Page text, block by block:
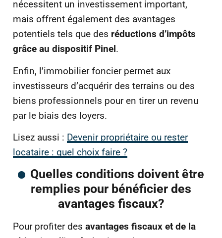
nécessitent un investissement important,
mais offrent également des avantages
potentiels tels que des réductions d’impôts
grâce au dispositif Pinel.
Enfin, l’immobilier foncier permet aux
investisseurs d’acquérir des terrains ou des
biens professionnels pour en tirer un revenu
par le biais des loyers.
Lisez aussi : Devenir propriétaire ou rester
locataire : quel choix faire ?
Quelles conditions doivent être
remplies pour bénéficier des
avantages fiscaux?
Pour profiter des avantages fiscaux et de la